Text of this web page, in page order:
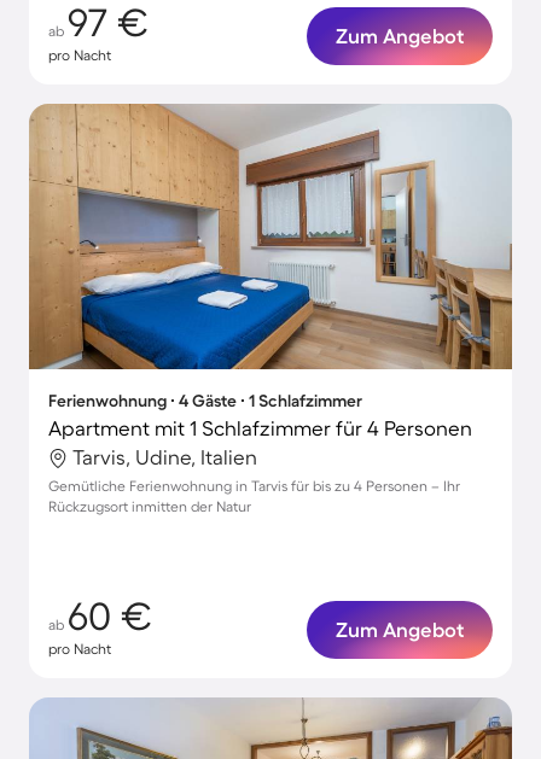
ab 97 €
pro Nacht
Zum Angebot
Ferienwohnung ∙ 4 Gäste ∙ 1 Schlafzimmer
Apartment mit 1 Schlafzimmer für 4 Personen
Tarvis, Udine, Italien
Gemütliche Ferienwohnung in Tarvis für bis zu 4 Personen – Ihr
Rückzugsort inmitten der Natur
ab 60 €
pro Nacht
Zum Angebot